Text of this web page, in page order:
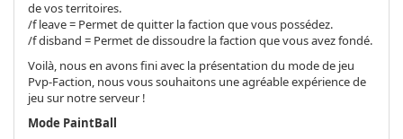
de vos territoires.
/f leave = Permet de quitter la faction que vous possédez.
/f disband = Permet de dissoudre la faction que vous avez fondé.
Voilà, nous en avons fini avec la présentation du mode de jeu
Pvp-Faction, nous vous souhaitons une agréable expérience de
jeu sur notre serveur !
Mode PaintBall